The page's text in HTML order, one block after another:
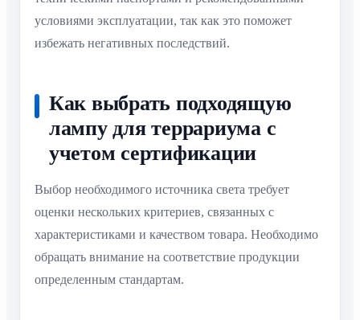
условиями эксплуатации, так как это поможет
избежать негативных последствий.
Как выбрать подходящую
лампу для террариума с
учетом сертификации
Выбор необходимого источника света требует
оценки нескольких критериев, связанных с
характеристиками и качеством товара. Необходимо
обращать внимание на соответствие продукции
определенным стандартам.